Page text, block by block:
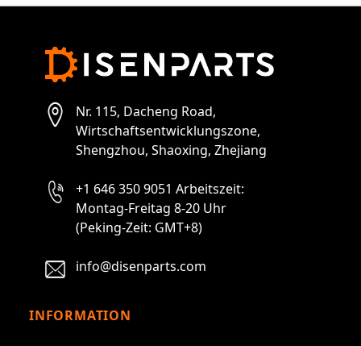
Nr. 115, Dacheng Road,
Wirtschaftsentwicklungszone,
Shengzhou, Shaoxing, Zhejiang
+1 646 350 9051 Arbeitszeit:
Montag-Freitag 8-20 Uhr
(Peking-Zeit: GMT+8)
info@disenparts.com
INFORMATION